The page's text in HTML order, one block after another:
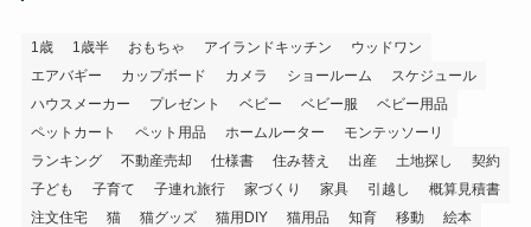
1歳 1歳半 おもちゃ アイランドキッチン
ウッドワン
エアバギー
カップボード カメラ ショールーム
スケジュール
ハウスメーカー
プレゼント ベビー ベビー服
ベビー用品
ペットカート
ペット用品 ホームルーター
モンテッソーリ
ランキング
不動産売却 仕様書 住み替え 出産 土地探し
契約
子ども
子育て 子連れ旅行 家づくり 家具 引越し
概算見積書
注文住宅
猫 猫グッズ 猫用DIY 猫用品 知育 移動
絵本